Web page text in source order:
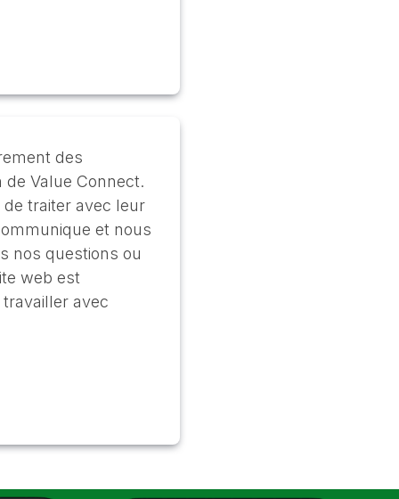
des
Value Connect.
traiter avec leur
et nous
nos questions ou
web est
avec